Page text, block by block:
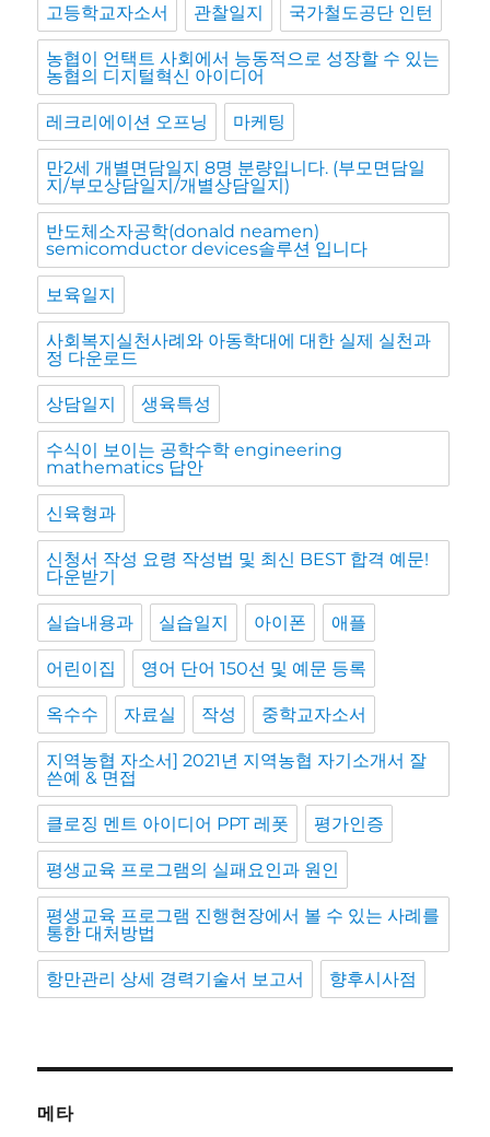
고등학교자소서 관찰일지 국가철도공단 인턴
농협이 언택트 사회에서 능동적으로 성장할 수 있는
농협의 디지털혁신 아이디어
레크리에이션 오프닝 마케팅
만2세 개별면담일지 8명 분량입니다. (부모면담일
지/부모상담일지/개별상담일지)
반도체소자공학(donald neamen)
semicomductor devices솔루션 입니다
보육일지
사회복지실천사례와 아동학대에 대한 실제 실천과
정 다운로드
상담일지 생육특성
수식이 보이는 공학수학 engineering
mathematics 답안
신육형과
신청서 작성 요령 작성법 및 최신 BEST 합격 예문!
다운받기
실습내용과 실습일지 아이폰 애플
어린이집 영어 단어 150선 및 예문 등록
옥수수 자료실 작성 중학교자소서
지역농협 자소서] 2021년 지역농협 자기소개서 잘
쓴예 & 면접
클로징 멘트 아이디어 PPT 레폿 평가인증
평생교육 프로그램의 실패요인과 원인
평생교육 프로그램 진행현장에서 볼 수 있는 사례를
통한 대처방법
항만관리 상세 경력기술서 보고서 향후시사점
메타